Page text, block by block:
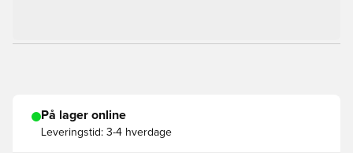
På lager online
Leveringstid: 3-4 hverdage